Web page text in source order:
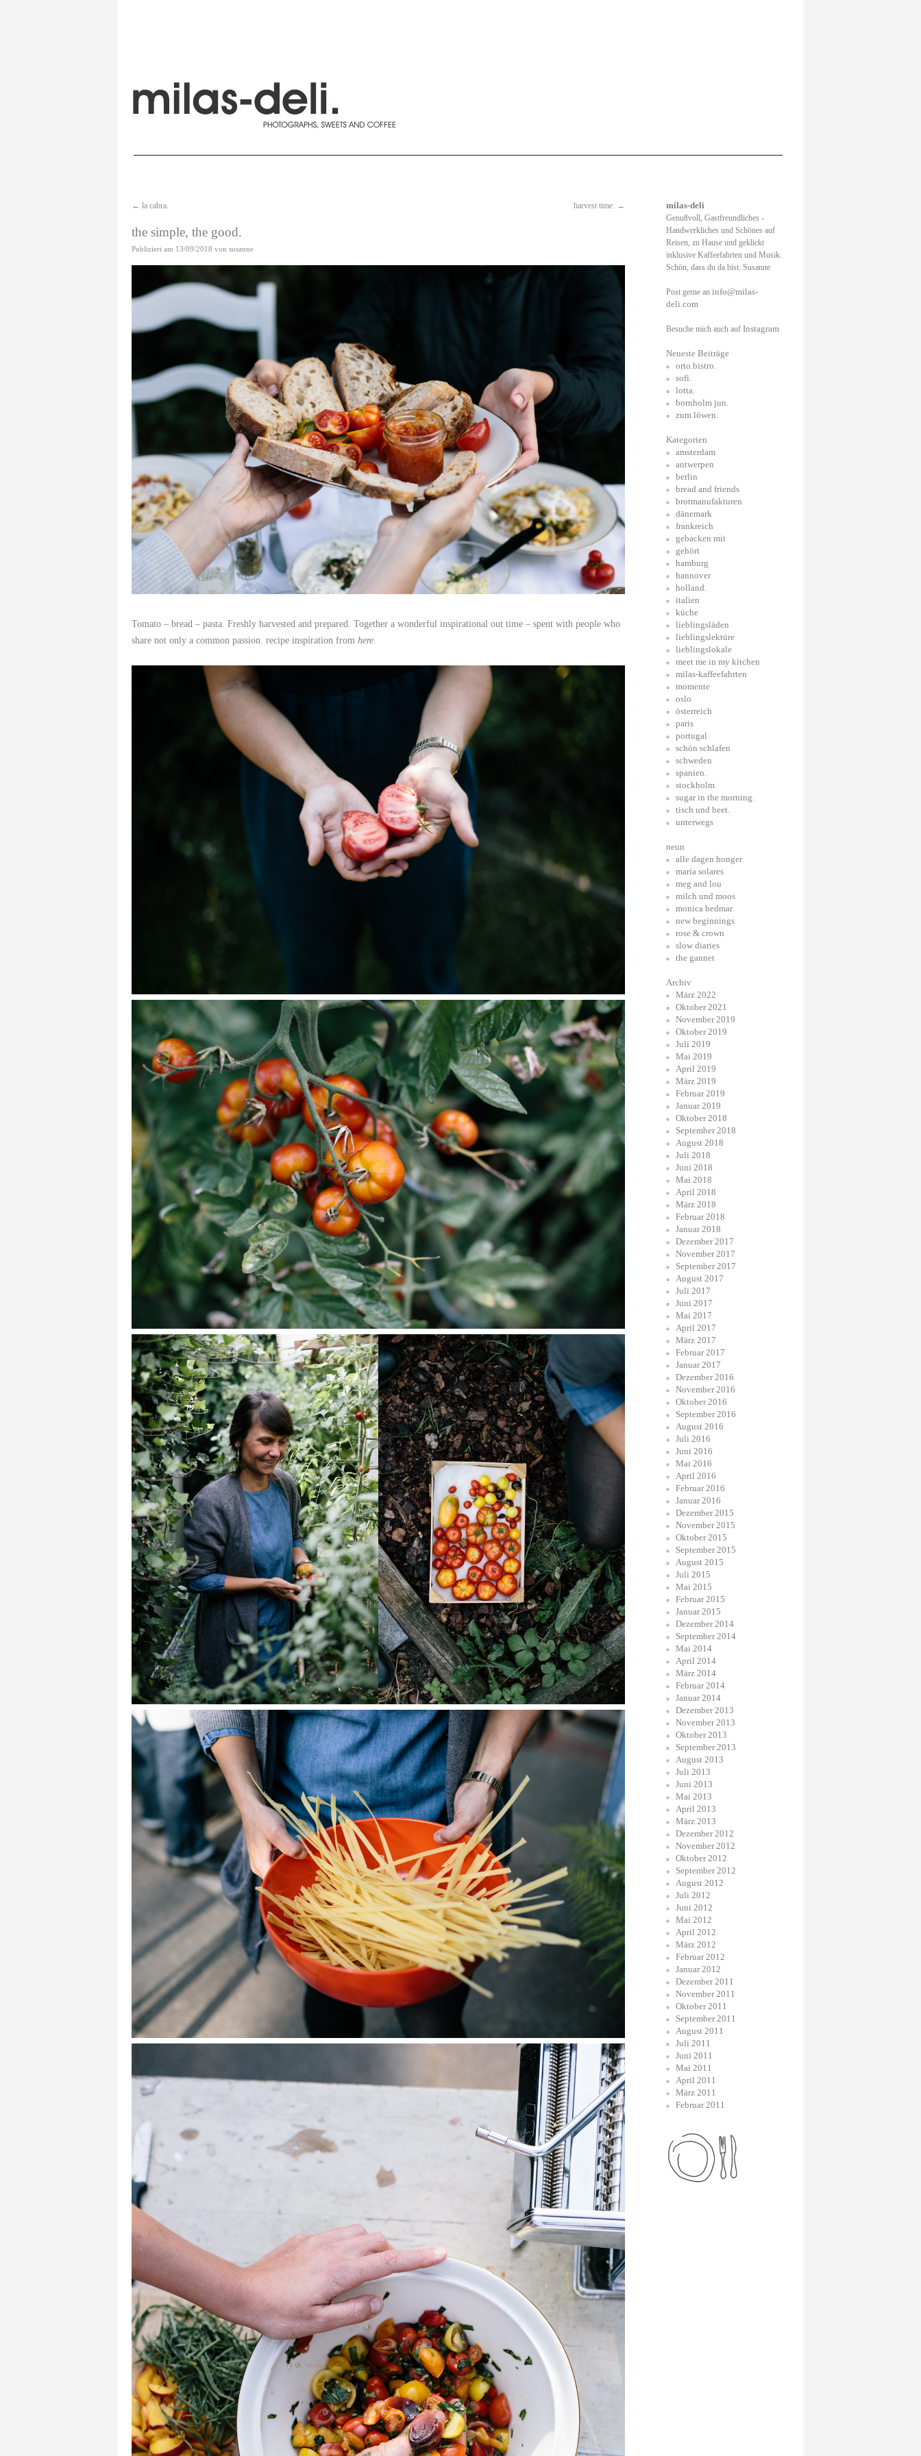
← la cabra. harvest time. →
the simple, the good.
Publiziert am 13/09/2018 von susanne
Tomato – bread – pasta. Freshly harvested and prepared. Together a wonderful inspirational out time – spent with people who
share not only a common passion. recipe inspiration from here
milas-deli
Genußvoll, Gastfreundliches -
Handwerkliches und Schönes auf
Reisen, zu Hause und geklickt
inklusive Kaffeefahrten und Musik.
Schön, dass du da bist. Susanne
Post gerne an info@milas-
deli.com
Besuche mich auch auf Instagram
Neueste Beiträge
orto.bistro.
sofi.
lotta.
bornholm jun.
zum löwen.
Kategorien
amsterdam
antwerpen
berlin
bread and friends
brotmanufakturen
dänemark
frankreich
gebacken mit
gehört
hamburg
hannover
holland.
italien
küche
lieblingsläden
lieblingslektüre
lieblingslokale
meet me in my kitchen
milas-kaffeefahrten
momente
oslo
österreich
paris
portugal
schön schlafen
schweden
spanien.
stockholm
sugar in the morning.
tisch und beet.
unterwegs
neun
alle dagen honger
maría solares
meg and lou
milch und moos
monica bedmar
new beginnings
rose & crown
slow diaries
the gannet
Archiv
März 2022
Oktober 2021
November 2019
Oktober 2019
Juli 2019
Mai 2019
April 2019
März 2019
Februar 2019
Januar 2019
Oktober 2018
September 2018
August 2018
Juli 2018
Juni 2018
Mai 2018
April 2018
März 2018
Februar 2018
Januar 2018
Dezember 2017
November 2017
September 2017
August 2017
Juli 2017
Juni 2017
Mai 2017
April 2017
März 2017
Februar 2017
Januar 2017
Dezember 2016
November 2016
Oktober 2016
September 2016
August 2016
Juli 2016
Juni 2016
Mai 2016
April 2016
Februar 2016
Januar 2016
Dezember 2015
November 2015
Oktober 2015
September 2015
August 2015
Juli 2015
Mai 2015
Februar 2015
Januar 2015
Dezember 2014
September 2014
Mai 2014
April 2014
März 2014
Februar 2014
Januar 2014
Dezember 2013
November 2013
Oktober 2013
September 2013
August 2013
Juli 2013
Juni 2013
Mai 2013
April 2013
März 2013
Dezember 2012
November 2012
Oktober 2012
September 2012
August 2012
Juli 2012
Juni 2012
Mai 2012
April 2012
März 2012
Februar 2012
Januar 2012
Dezember 2011
November 2011
Oktober 2011
September 2011
August 2011
Juli 2011
Juni 2011
Mai 2011
April 2011
März 2011
Februar 2011